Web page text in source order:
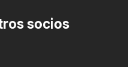
socios